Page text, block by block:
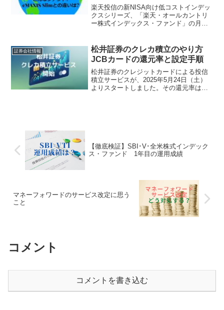
楽天投信の新NISA向け低コストインデッ
クスシリーズ、「楽天・オールカントリ
ー株式インデックス・ファンド」の月次
などが詳述。楽天オルカンは新興国への
投資が主にETFで、信託報酬は最安値だ
が、ETF運用の分で実質コスト上昇の可
能性がある
証券会社情報
松井証券のクレカ積立のやり方
JCBカードの還元率と設定手順
松井証券のクレジットカードによる投信
積立サービスが、2025年5月24日（土）
よりスタートしました。その還元率はカ
【徹底検証】SBI･V･全米株式インデック
ス・ファンド 1年目の運用成績
マネーフォワードのサービス改定に思う
こと
コメント
コメントを書き込む